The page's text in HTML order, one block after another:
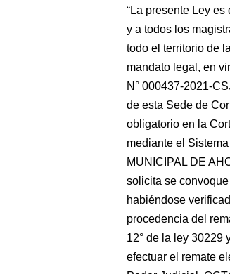
“La presente Ley
y a todos los
todo el territorio de
mandato legal, en
N° 000437-2021-
de esta Sede de
obligatorio en la
mediante el
MUNICIPAL DE
solicita se
habiéndose
procedencia del
12° de la ley 30229
efectuar el remate